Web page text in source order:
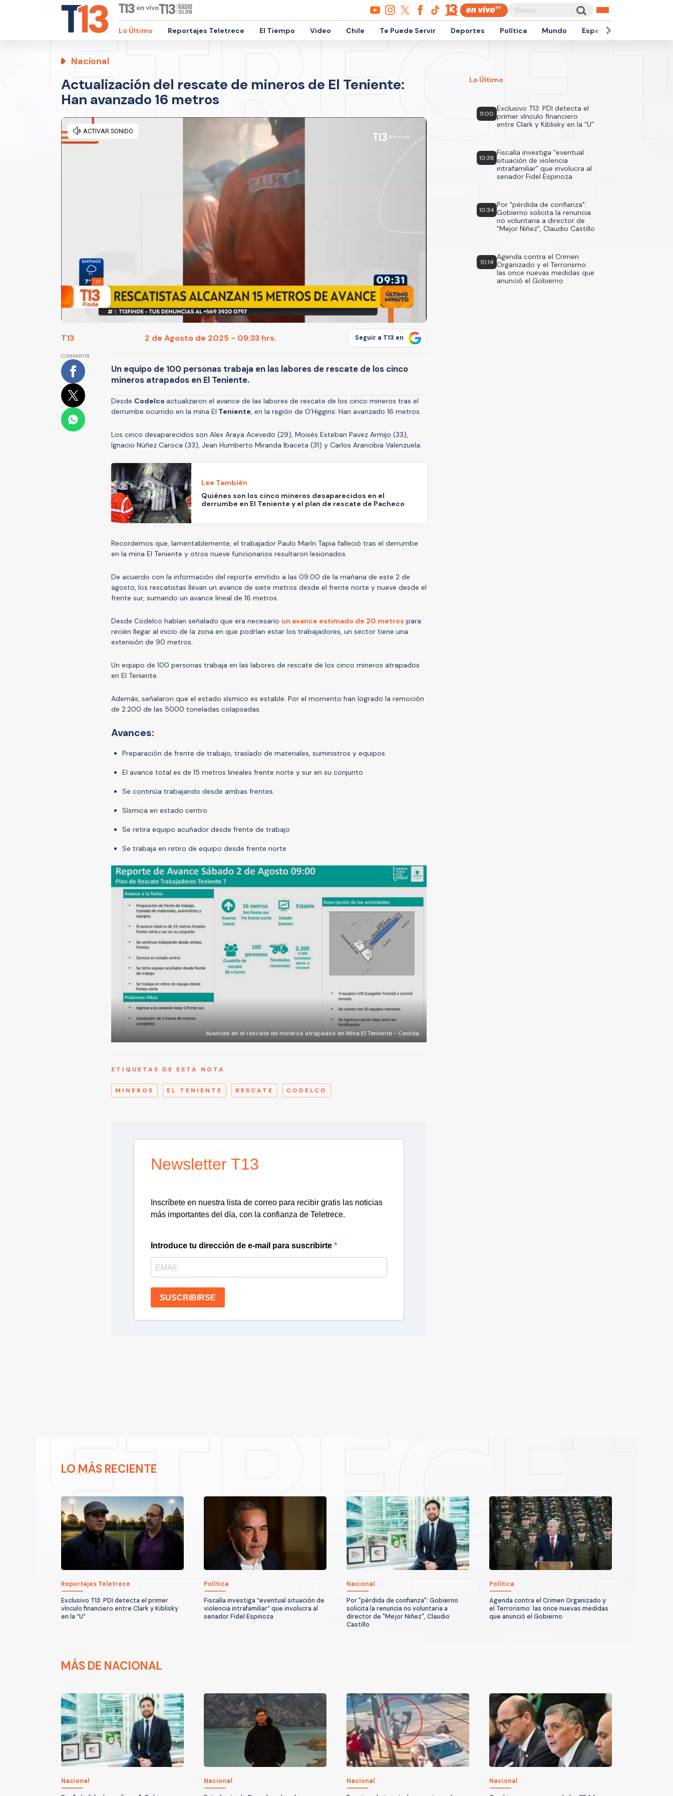
Lo Último Reportajes Teletrece El Tiempo Video Chile Te Puede Servir Deportes Política Mundo Espectáculos
Nacional
Actualización del rescate de mineros de El Teniente:
Han avanzado 16 metros
T13 2 de Agosto de 2025 - 09:33 hrs. Seguir a T13 en
COMPARTIR
Un equipo de 100 personas trabaja en las labores de rescate de los cinco
mineros atrapados en El Teniente.
Desde Codelco actualizaron el avance de las labores de rescate de los cinco mineros tras el
derrumbe ocurrido en la mina El Teniente, en la región de O’Higgins: Han avanzado 16 metros.
Los cinco desaparecidos son Alex Araya Acevedo (29), Moisés Esteban Pavez Armijo (33),
Ignacio Núñez Caroca (33), Jean Humberto Miranda Ibaceta (31) y Carlos Arancibia Valenzuela.
Lee También
Quiénes son los cinco mineros desaparecidos en el
derrumbe en El Teniente y el plan de rescate de Pacheco
Recordemos que, lamentablemente, el trabajador Paulo Marín Tapia falleció tras el derrumbe
en la mina El Teniente y otros nueve funcionarios resultaron lesionados.
De acuerdo con la información del reporte emitido a las 09:00 de la mañana de este 2 de
agosto, los rescatistas llevan un avance de siete metros desde el frente norte y nueve desde el
frente sur, sumando un avance lineal de 16 metros.
Desde Codelco habían señalado que era necesario un avance estimado de 20 metros para
recién llegar al inicio de la zona en que podrían estar los trabajadores, un sector tiene una
extensión de 90 metros.
Un equipo de 100 personas trabaja en las labores de rescate de los cinco mineros atrapados
en El Teniente.
Además, señalaron que el estado sísmico es estable. Por el momento han logrado la remoción
de 2.200 de las 5000 toneladas colapsadas.
Avances:
Preparación de frente de trabajo, traslado de materiales, suministros y equipos.
El avance total es de 15 metros lineales frente norte y sur en su conjunto
Se continúa trabajando desde ambas frentes.
Sísmica en estado centro
Se retira equipo acuñador desde frente de trabajo
Se trabaja en retiro de equipo desde frente norte
Avances en el rescate de mineros atrapados en Mina El Teniente - Cedida
ETIQUETAS DE ESTA NOTA
MINEROS EL TENIENTE RESCATE CODELCO
Newsletter T13
Inscríbete en nuestra lista de correo para recibir gratis las noticias
más importantes del día, con la confianza de Teletrece.
Introduce tu dirección de e-mail para suscribirte
SUSCRIBIRSE
Lo Último
11:00
Exclusivo T13: PDI detecta el
primer vínculo financiero
entre Clark y Kiblisky en la “U”
10:38
Fiscalía investiga “eventual
situación de violencia
intrafamiliar” que involucra al
senador Fidel Espinoza
10:34
Por "pérdida de confianza":
Gobierno solicita la renuncia
no voluntaria a director de
"Mejor Niñez", Claudio Castillo
10:14
Agenda contra el Crimen
Organizado y el Terrorismo:
las once nuevas medidas que
anunció el Gobierno
LO MÁS RECIENTE
Reportajes Teletrece
Exclusivo T13: PDI detecta el primer
vínculo financiero entre Clark y Kiblisky
en la “U”
Política
Fiscalía investiga “eventual situación de
violencia intrafamiliar” que involucra al
senador Fidel Espinoza
Nacional
Por "pérdida de confianza": Gobierno
solicita la renuncia no voluntaria a
director de "Mejor Niñez", Claudio
Castillo
Política
Agenda contra el Crimen Organizado y
el Terrorismo: las once nuevas medidas
que anunció el Gobierno
MÁS DE NACIONAL
Nacional Nacional Nacional Nacional